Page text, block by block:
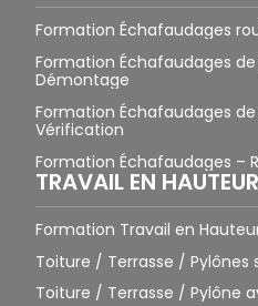
Formation Échafaudages
Formation Échafaudages
Démontage
Formation Échafaudages
Vérification
Formation Échafaudages –
TRAVAIL EN HAUTEUR
Formation Travail en
Toiture / Terrasse / Pylônes
Toiture / Terrasse / Pylône